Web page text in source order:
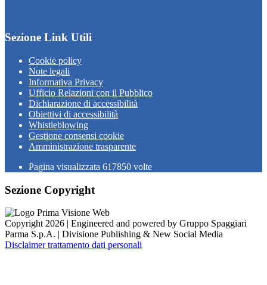
Sezione Link Utili
Cookie policy
Note legali
Informativa Privacy
Ufficio Relazioni con il Pubblico
Dichiarazione di accessibilità
Obiettivi di accessibilità
Whistleblowing
Gestione consensi cookie
Amministrazione trasparente
Pagina visualizzata 617850 volte
Sezione Copyright
Copyright 2026 | Engineered and powered by Gruppo Spaggiari
Parma S.p.A. | Divisione Publishing & New Social Media
Disclaimer trattamento dati personali